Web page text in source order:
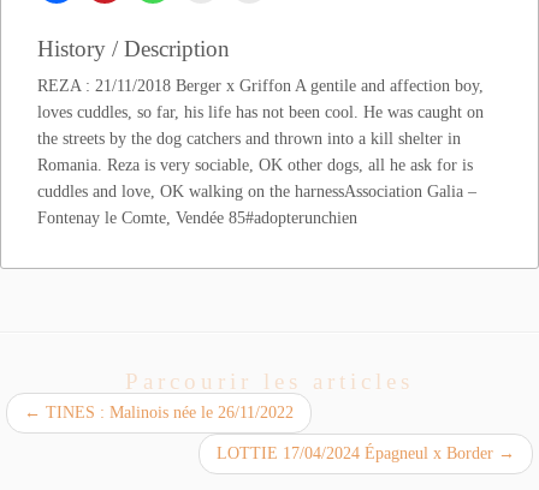
History / Description
REZA : 21/11/2018 Berger x Griffon A gentile and affection boy,
loves cuddles, so far, his life has not been cool. He was caught on
the streets by the dog catchers and thrown into a kill shelter in
Romania. Reza is very sociable, OK other dogs, all he ask for is
cuddles and love, OK walking on the harnessAssociation Galia –
Fontenay le Comte, Vendée 85#adopterunchien
Parcourir les articles
← TINES : Malinois née le 26/11/2022
LOTTIE 17/04/2024 Épagneul x Border →